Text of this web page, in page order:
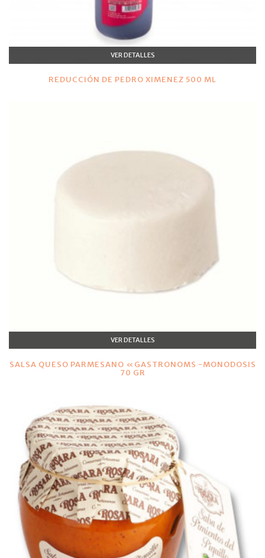
VER DETALLES
REDUCCIÓN DE PEDRO XIMENEZ 500 ML
VER DETALLES
SALSA QUESO PARMESANO «GASTRONOMS -MONODOSIS
70 GR